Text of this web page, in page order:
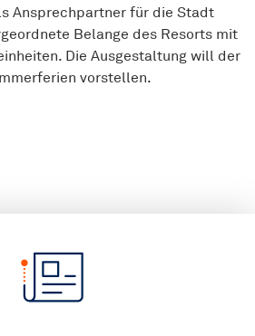
Ansprechpartner für die Stadt
Belange des Resorts mit
Die Ausgestaltung will der
vorstellen.